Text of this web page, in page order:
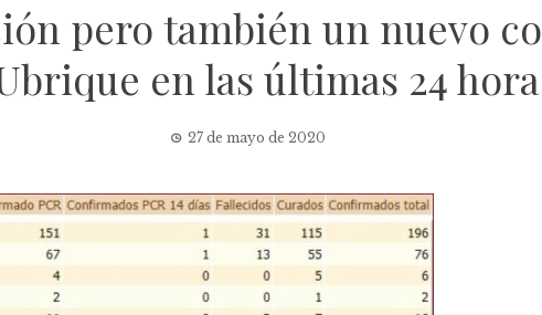
pero también un nuevo
en las últimas 24
27 de mayo de 2020